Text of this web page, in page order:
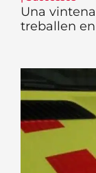
Una
treballen